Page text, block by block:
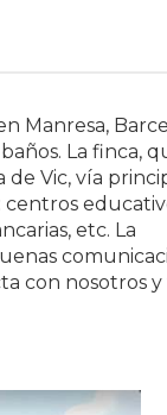
Manresa,
La finca,
Vic, vía
centros
etc. La
con nosotros y